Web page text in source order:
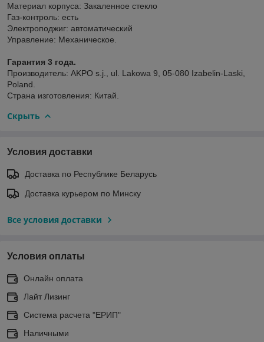
Материал корпуса: Закаленное стекло
Газ-контроль: есть
Электроподжиг: автоматический
Управление: Механическое.
Гарантия 3 года.
Производитель: AKPO s.j., ul. Lakowa 9, 05-080 Izabelin-Laski,
Poland.
Страна изготовления: Китай.
Скрыть
Условия доставки
Доставка по Республике Беларусь
Доставка курьером по Минску
Все условия доставки
Условия оплаты
Онлайн оплата
Лайт Лизинг
Система расчета "ЕРИП"
Наличными